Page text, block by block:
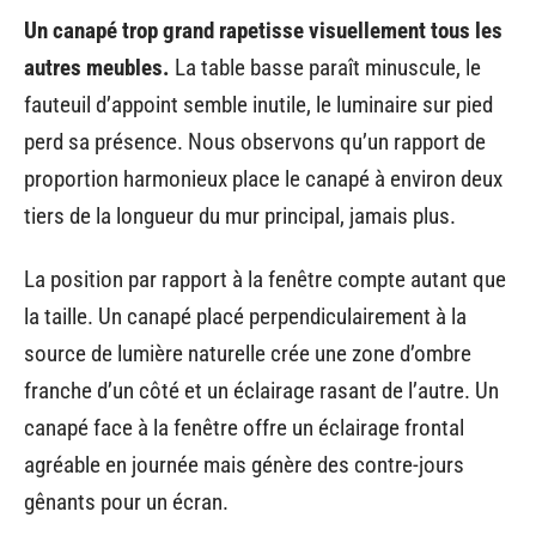
Un canapé trop grand rapetisse visuellement tous les
autres meubles. La table basse paraît minuscule, le
fauteuil d’appoint semble inutile, le luminaire sur pied
perd sa présence. Nous observons qu’un rapport de
proportion harmonieux place le canapé à environ deux
tiers de la longueur du mur principal, jamais plus.
La position par rapport à la fenêtre compte autant que
la taille. Un canapé placé perpendiculairement à la
source de lumière naturelle crée une zone d’ombre
franche d’un côté et un éclairage rasant de l’autre. Un
canapé face à la fenêtre offre un éclairage frontal
agréable en journée mais génère des contre-jours
gênants pour un écran.